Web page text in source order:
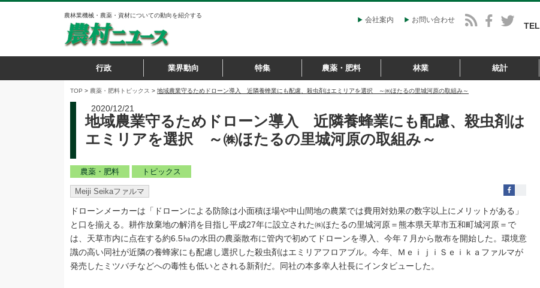
農林業機械・農薬・資材についての動向を紹介する
会社案内 お問い合わせ
TEL
行政 業界動向 特集 農薬・肥料 林業 統計
TOP > 農薬・肥料 トピックス > 地域農業守るためドローン導入 近隣養蜂業にも配慮、殺虫剤はエミリアを選択 ～㈱ほたるの里城河原の取組み～
2020/12/21
地域農業守るためドローン導入 近隣養蜂業にも配慮、殺虫剤は
エミリアを選択 ～㈱ほたるの里城河原の取組み～
農薬・肥料 トピックス
Meiji Seikaファルマ
ドローンメーカーは「ドローンによる防除は小面積ほ場や中山間地の農業では費用対効果の数字以上にメリットがある」
と口を揃える。耕作放棄地の解消を目指し平成27年に設立された㈱ほたるの里城河原＝熊本県天草市五和町城河原＝で
は、天草市内に点在する約6.5㏊の水田の農薬散布に管内で初めてドローンを導入、今年７月から散布を開始した。環境意
識の高い同社が近隣の養蜂家にも配慮し選択した殺虫剤はエミリアフロアブル。今年、ＭｅｉｊｉＳｅｉｋａファルマが
発売したミツバチなどへの毒性も低いとされる新剤だ。同社の本多幸人社長にインタビューした。